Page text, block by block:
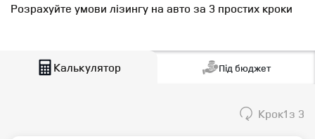
Розрахуйте умови лізингу на авто за 3 простих кроки
Калькулятор Під бюджет
Крок1з 3